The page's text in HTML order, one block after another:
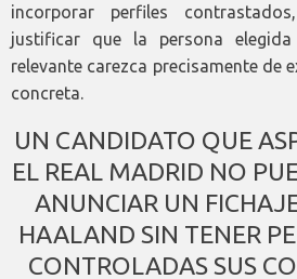
incorporar perfiles
justificar que la persona
relevante carezca precisamente de
concreta.
UN CANDIDATO QUE
EL REAL MADRID NO
ANUNCIAR UN
HAALAND SIN TENER
CONTROLADAS SUS